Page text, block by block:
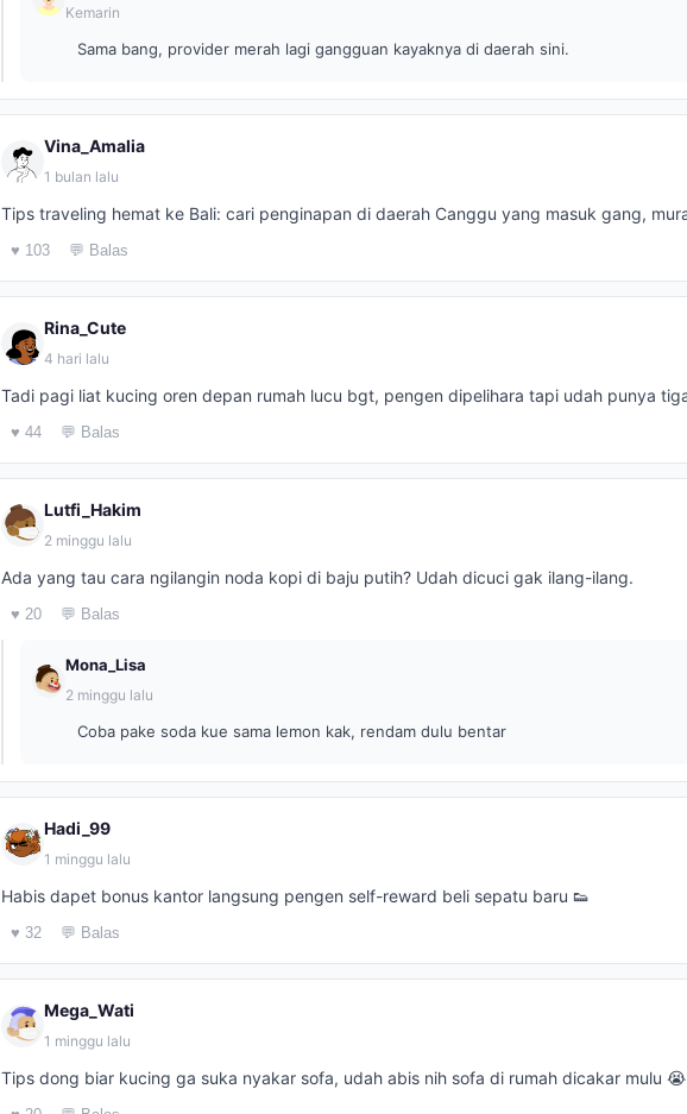
Kemarin
Sama bang, provider merah lagi gangguan kayaknya di daerah sini.
Vina_Amalia
1 bulan lalu
Tips traveling hemat ke Bali: cari penginapan di daerah Canggu yang masuk gang,
♥ 103 💬 Balas
Rina_Cute
4 hari lalu
Tadi pagi liat kucing oren depan rumah lucu bgt, pengen dipelihara tapi udah punya
♥ 44 💬 Balas
Lutfi_Hakim
2 minggu lalu
Ada yang tau cara ngilangin noda kopi di baju putih? Udah dicuci gak ilang-ilang.
♥ 20 💬 Balas
Mona_Lisa
2 minggu lalu
Coba pake soda kue sama lemon kak, rendam dulu bentar
Hadi_99
1 minggu lalu
Habis dapet bonus kantor langsung pengen self-reward beli sepatu baru 👟
♥ 32 💬 Balas
Mega_Wati
1 minggu lalu
Tips dong biar kucing ga suka nyakar sofa, udah abis nih sofa di rumah dicakar mulu 😭